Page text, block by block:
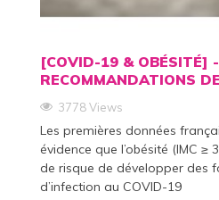
[COVID-19 & OBÉSITÉ]
RECOMMANDATIONS
3778 Views
Les premières données
évidence que l’obésité (IMC ≥
de risque de développer des
d’infection au COVID-19